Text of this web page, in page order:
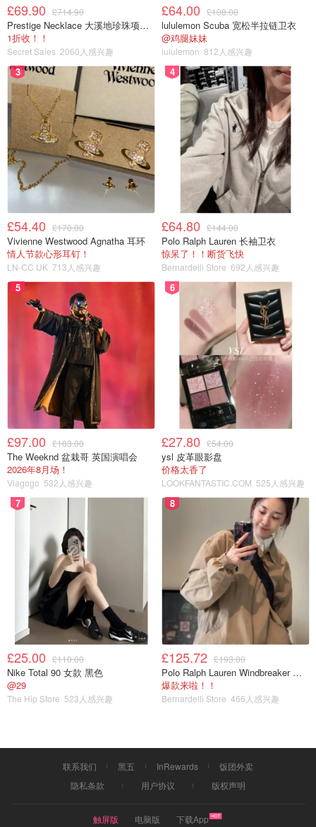
£69.90 £714.90
Prestige Necklace 大溪地珍珠项链 10-11mm
1折收！！
Secret Sales 2060人感兴趣
£64.00 £108.00
lululemon Scuba 宽松半拉链卫衣
@鸡腿妹妹
lululemon 812人感兴趣
3
£54.40 £170.00
Vivienne Westwood Agnatha 耳环
情人节款心形耳钉！
LN-CC UK 713人感兴趣
4
£64.80 £144.00
Polo Ralph Lauren 长袖卫衣
惊呆了！！断货飞快
Bernardelli Store 692人感兴趣
5
£97.00 £103.00
The Weeknd 盆栽哥 英国演唱会
2026年8月场！
Viagogo 532人感兴趣
6
£27.80 £54.00
ysl 皮革眼影盘
价格太香了
LOOKFANTASTIC.COM 525人感兴趣
7
£25.00 £110.00
Nike Total 90 女款 黑色
@29
The Hip Store 523人感兴趣
8
£125.72 £193.00
Polo Ralph Lauren Windbreaker 夹克 薄款
爆款来啦！！
Bernardelli Store 466人感兴趣
联系我们 黑五 InRewards
饭团外卖
隐私条款
用户协议 版权声明
触屏版 电脑版 下载App